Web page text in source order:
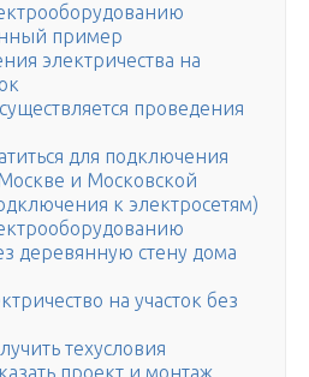
пример
электричества на
проведения
для подключения
и Московской
к электросетям)
деревянную стену дома
на участок без
техусловия
проект и монтаж